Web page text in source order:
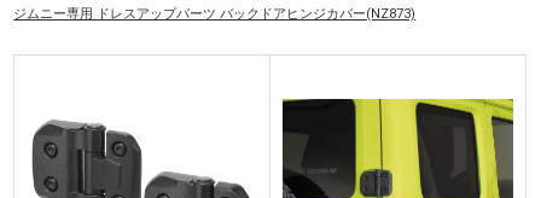
ジムニー専用 ドレスアップパーツ バックドアヒンジカバー(NZ873)